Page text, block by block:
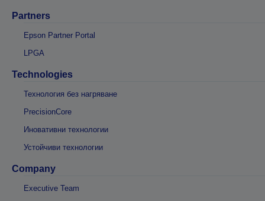
Partners
Epson Partner Portal
LPGA
Technologies
Технология без нагряване
PrecisionCore
Иновативни технологии
Устойчиви технологии
Company
Executive Team